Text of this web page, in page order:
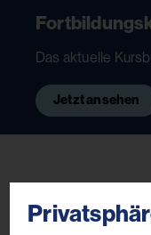
Das aktuelle
Jetzt ansehen